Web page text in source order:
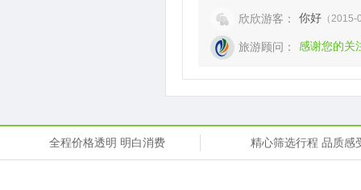
欣欣游客： 你好 （
旅游顾问： 感谢您的关
全程价格透明 明白消费 精心筛选行程 品质感